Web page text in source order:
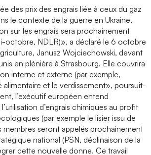
des prix des engrais liée à ceux du gaz
le contexte de la guerre en Ukraine,
sur les engrais sera prochainement
octobre, NDLR)», a déclaré le 6 octobre
Janusz Wojciechowski, devant
en plénière à Strasbourg. Elle couvrira
interne et externe (par exemple,
alimentaire et le verdissement», poursuit-
l’exécutif européen entend
d’engrais chimiques au profit
(par exemple le lisier issu de
membres seront appelés prochainement
national (PSN, déclinaison de la
cette nouvelle donne. Ce travail